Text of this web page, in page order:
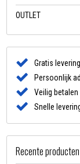
OUTLET
Gratis
Persoonlijk
Veilig betalen
Snelle
Recente producten